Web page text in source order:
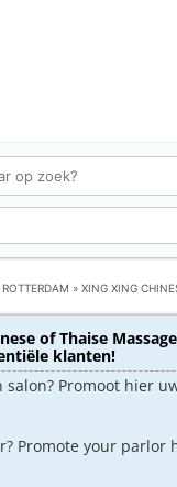
ROTTERDAM » XING XING
of Thaise
klanten!
salon? Promoot hier
Promote your parlor